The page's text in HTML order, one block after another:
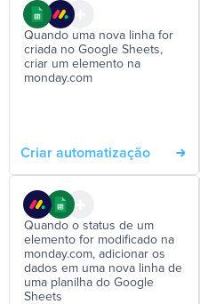
Quando uma nova linha for
criada no Google Sheets,
criar um elemento na
monday.com
Criar automatização
Quando o status de um
elemento for modificado na
monday.com, adicionar os
dados em uma nova linha de
uma planilha do Google
Sheets